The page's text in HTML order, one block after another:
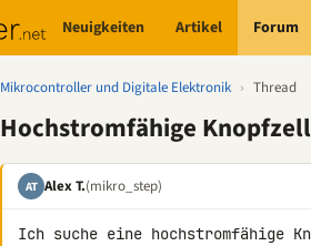
Neuigkeiten Artikel Forum
Mikrocontroller und Digitale Elektronik › Thread
Hochstromfähige
AT Alex T.(mikro_step)
Ich suche eine hochstromfähige